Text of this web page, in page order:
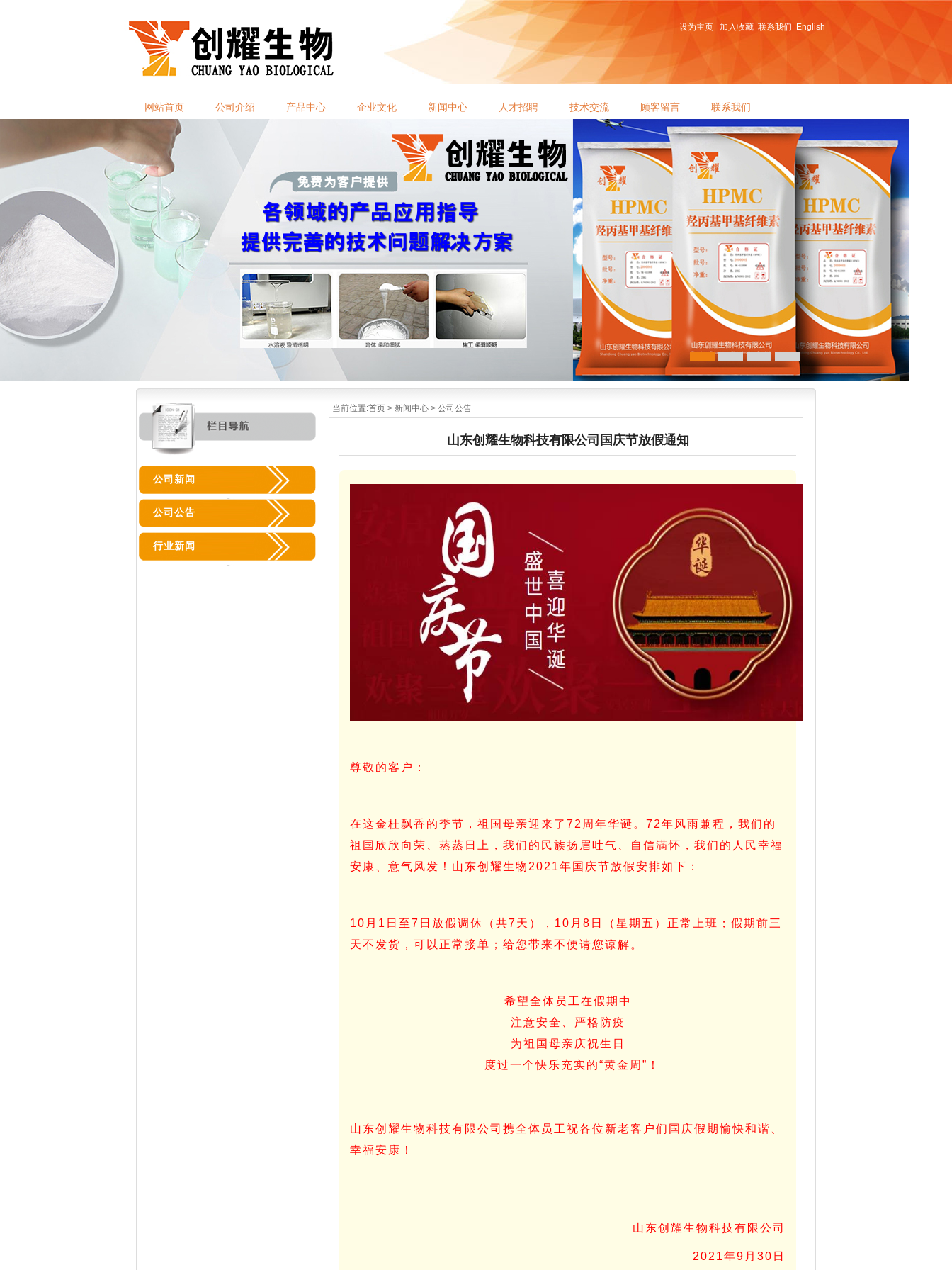
设为主页 加入收藏 联系我们 English
网站首页 公司介绍 产品中心 企业文化 新闻中心 人才招聘 技术交流 顾客留言 联系我们
当前位置:首页 > 新闻中心 > 公司公告
山东创耀生物科技有限公司国庆节放假通知
尊敬的客户：
在这金桂飘香的季节，祖国母亲迎来了72周年华诞。72年风雨兼程，我们的
祖国欣欣向荣、蒸蒸日上，我们的民族扬眉吐气、自信满怀，我们的人民幸福
安康、意气风发！ 山东创耀生物2021年国庆节放假安排如下：
10月1日至7日放假调休（共7天），10月8日（星期五）正常上班；假期前三
天不发货，可以正常接单；给您带来不便请您谅解。
希望全体员工在假期中
注意安全、严格防疫
为祖国母亲庆祝生日
度过一个快乐充实的“黄金周”！
山东创耀生物科技有限公司携全体员工祝各位新老客户们国庆假期愉快和谐、
幸福安康！
山东创耀生物科技有限公司
2021年9月30日
公司新闻
公司公告
行业新闻